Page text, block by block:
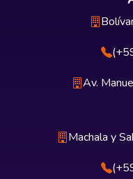
Av.
Machala y